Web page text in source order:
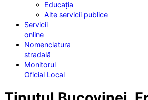
Educația
Alte servicii publice
Servicii
online
Nomenclatura
stradală
Monitorul
Oficial Local